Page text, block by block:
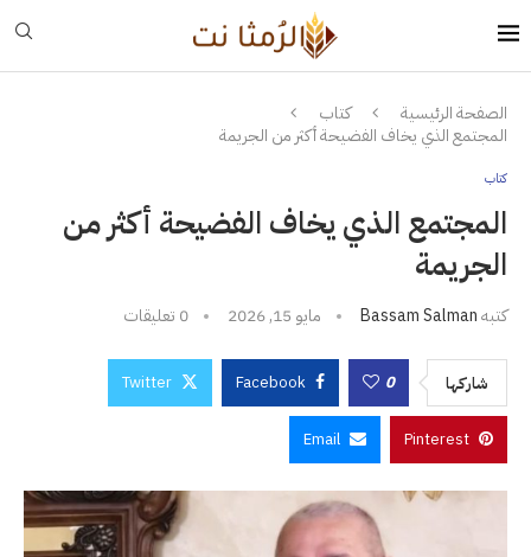
الصفحة الرئيسية
كتاب
المجتمع الذي يخاف الفضيحة أكثر من الجريمة
كتاب
المجتمع الذي يخاف الفضيحة أكثر من
الجريمة
كتبهBassam Salman مايو 15, 2026 0 تعليقات
شاركها 0
Facebook
Twitter
Pinterest
Email